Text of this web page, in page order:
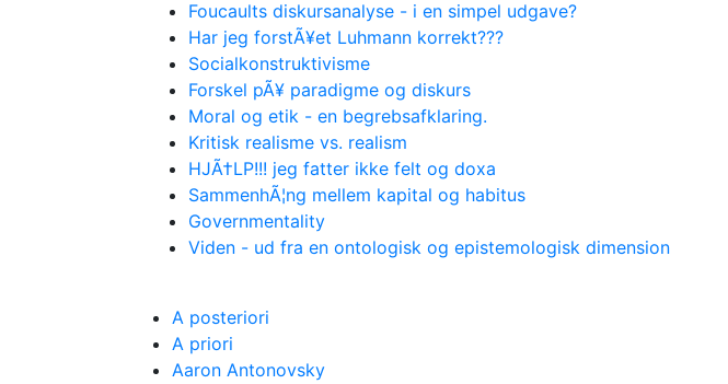
Foucaults diskursanalyse - i en simpel udgave?
Har jeg forstÃ¥et Luhmann korrekt???
Socialkonstruktivisme
Forskel pÃ¥ paradigme og diskurs
Moral og etik - en begrebsafklaring.
Kritisk realisme vs. realism
HJÃ†LP!!! jeg fatter ikke felt og doxa
SammenhÃ¦ng mellem kapital og habitus
Governmentality
Viden - ud fra en ontologisk og epistemologisk dimension
A posteriori
A priori
Aaron Antonovsky